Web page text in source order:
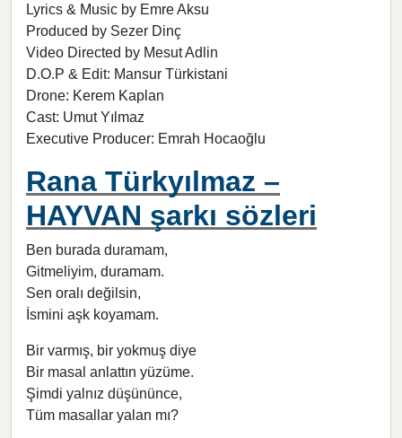
Lyrics & Music by Emre Aksu
Produced by Sezer Dinç
Video Directed by Mesut Adlin
D.O.P & Edit: Mansur Türkistani
Drone: Kerem Kaplan
Cast: Umut Yılmaz
Executive Producer: Emrah Hocaoğlu
Rana Türkyılmaz –
HAYVAN şarkı sözleri
Ben burada duramam,
Gitmeliyim, duramam.
Sen oralı değilsin,
İsmini aşk koyamam.
Bir varmış, bir yokmuş diye
Bir masal anlattın yüzüme.
Şimdi yalnız düşününce,
Tüm masallar yalan mı?